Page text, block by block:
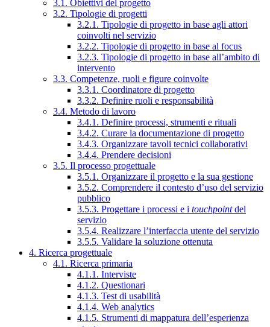
3.1. Obiettivi del progetto
3.2. Tipologie di progetti
3.2.1. Tipologie di progetto in base agli attori
coinvolti nel servizio
3.2.2. Tipologie di progetto in base al focus
3.2.3. Tipologie di progetto in base all’ambito di
intervento
3.3. Competenze, ruoli e figure coinvolte
3.3.1. Coordinatore di progetto
3.3.2. Definire ruoli e responsabilità
3.4. Metodo di lavoro
3.4.1. Definire processi, strumenti e rituali
3.4.2. Curare la documentazione di progetto
3.4.3. Organizzare tavoli tecnici collaborativi
3.4.4. Prendere decisioni
3.5. Il processo progettuale
3.5.1. Organizzare il progetto e la sua gestione
3.5.2. Comprendere il contesto d’uso del servizio
pubblico
3.5.3. Progettare i processi e i touchpointdel
servizio
3.5.4. Realizzare l’interfaccia utente del servizio
3.5.5. Validare la soluzione ottenuta
4. Ricerca progettuale
4.1. Ricerca primaria
4.1.1. Interviste
4.1.2. Questionari
4.1.3. Test di usabilità
4.1.4. Web analytics
4.1.5. Strumenti di mappatura dell’esperienza